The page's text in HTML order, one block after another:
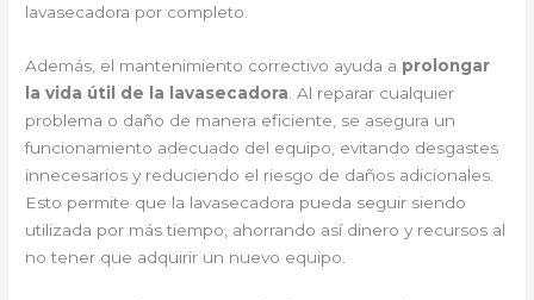
lavasecadora por completo.
Además, el mantenimiento correctivo ayuda a prolongar
la vida útil de la lavasecadora . Al reparar cualquier
problema o daño de manera eficiente, se asegura un
funcionamiento adecuado del equipo, evitando desgastes
innecesarios y reduciendo el riesgo de daños adicionales.
Esto permite que la lavasecadora pueda seguir siendo
utilizada por más tiempo, ahorrando así dinero y recursos al
no tener que adquirir un nuevo equipo.